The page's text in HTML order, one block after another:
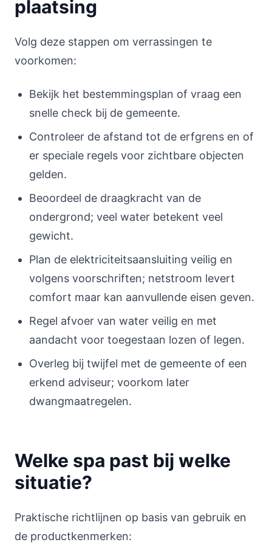
plaatsing
Volg deze stappen om verrassingen te
voorkomen:
Bekijk het bestemmingsplan of vraag een
snelle check bij de gemeente.
Controleer de afstand tot de erfgrens en of
er speciale regels voor zichtbare objecten
gelden.
Beoordeel de draagkracht van de
ondergrond; veel water betekent veel
gewicht.
Plan de elektriciteitsaansluiting veilig en
volgens voorschriften; netstroom levert
comfort maar kan aanvullende eisen geven.
Regel afvoer van water veilig en met
aandacht voor toegestaan lozen of legen.
Overleg bij twijfel met de gemeente of een
erkend adviseur; voorkom later
dwangmaatregelen.
Welke spa past bij welke
situatie?
Praktische richtlijnen op basis van gebruik en
de productkenmerken: